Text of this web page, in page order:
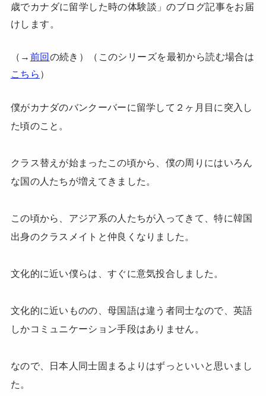
歳でカナダに留学した時の体験談」のブログ記事をお届
けします。
（→ 前回の続き）（このシリーズを最初から読む場合は
こちら ）
僕がカナダのバンクーバーに留学して２ヶ月目に突入し
た頃のこと。
クラス替えが始まったこの頃から、僕の周りにはいろん
な国の人たちが増えてきました。
この頃から、アジア系の人たちが入ってきて、特に韓国
出身のクラスメイトと仲良くなりました。
文化的に近い僕らは、すぐに意気投合しました。
文化的に近いものの、母国語は違う者同士なので、英語
しかコミュニケーション手段はありません。
なので、日本人同士固まるよりはずっといいと思いまし
た。